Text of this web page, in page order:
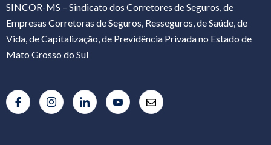
SINCOR-MS – Sindicato dos Corretores de Seguros, de
Empresas Corretoras de Seguros, Resseguros, de Saúde, de
Vida, de Capitalização, de Previdência Privada no Estado de
Mato Grosso do Sul